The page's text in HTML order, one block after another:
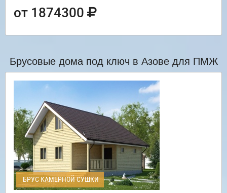
от 1874300
Брусовые дома под ключ в Азове для ПМЖ
БРУС КАМЕРНОЙ СУШКИ